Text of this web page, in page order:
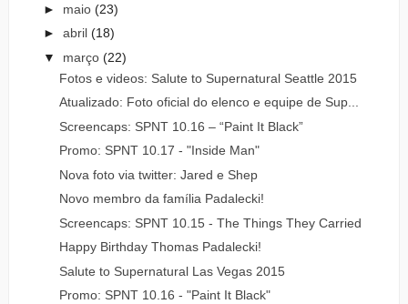
► maio (23)
► abril (18)
▼ março (22)
Fotos e videos: Salute to Supernatural Seattle 2015
Atualizado: Foto oficial do elenco e equipe de Sup...
Screencaps: SPNT 10.16 – “Paint It Black”
Promo: SPNT 10.17 - "Inside Man"
Nova foto via twitter: Jared e Shep
Novo membro da família Padalecki!
Screencaps: SPNT 10.15 - The Things They Carried
Happy Birthday Thomas Padalecki!
Salute to Supernatural Las Vegas 2015
Promo: SPNT 10.16 - "Paint It Black"